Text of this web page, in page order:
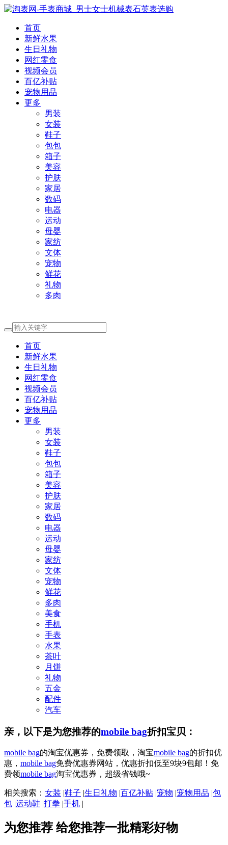
首页
新鲜水果
生日礼物
网红零食
视频会员
百亿补贴
宠物用品
更多
男装
女装
鞋子
包包
箱子
美容
护肤
家居
数码
电器
运动
母婴
家纺
文体
宠物
鲜花
礼物
多肉
首页
新鲜水果
生日礼物
网红零食
视频会员
百亿补贴
宠物用品
更多
男装
女装
鞋子
包包
箱子
美容
护肤
家居
数码
电器
运动
母婴
家纺
文体
宠物
鲜花
多肉
美食
手机
手表
水果
茶叶
月饼
礼物
五金
配件
汽车
亲，以下是为您推荐的mobile bag折扣宝贝：
mobile bag的淘宝优惠券，免费领取，淘宝mobile bag的折扣优
惠， mobile bag免费优惠券网站，优惠折扣低至9块9包邮！免
费领mobile bag淘宝优惠券，超级省钱哦~
相关搜索： 女装 |鞋子 |生日礼物 |百亿补贴 |宠物 |宠物用品 |包
包 |运动鞋 |打拳 |手机 |
为您推荐 给您推荐一批精彩好物